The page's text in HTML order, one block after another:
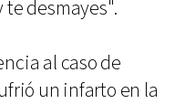
desmayes".
al caso de
un infarto en la